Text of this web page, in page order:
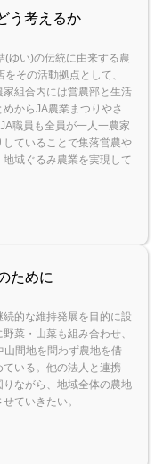
う考えるか
(ゆい)の伝統に由来する農
その活動拠点として、
組合内には営農部と生活
からJA農業まつりやさ
職員も全員が一人一農家
ていることで集落営農や
域ぐるみ農業を実現して
ために
的な維持発展を目的に設
菜・山菜も組み合わせ、
間地を問わず農地を借
いる。他の法人と連携
ながら、地域全体の農地
ていきたい。